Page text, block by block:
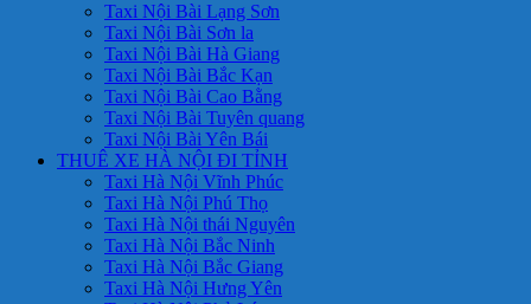
Taxi Nội Bài Lạng Sơn
Taxi Nội Bài Sơn la
Taxi Nội Bài Hà Giang
Taxi Nội Bài Bắc Kạn
Taxi Nội Bài Cao Bằng
Taxi Nội Bài Tuyên quang
Taxi Nội Bài Yên Bái
THUÊ XE HÀ NỘI ĐI TỈNH
Taxi Hà Nội Vĩnh Phúc
Taxi Hà Nội Phú Thọ
Taxi Hà Nội thái Nguyên
Taxi Hà Nội Bắc Ninh
Taxi Hà Nội Bắc Giang
Taxi Hà Nội Hưng Yên